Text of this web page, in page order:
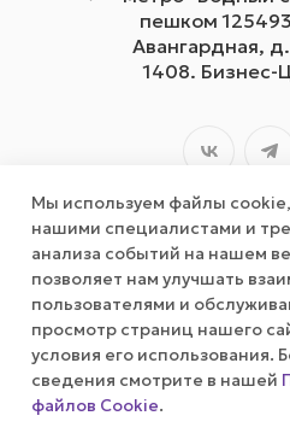
пешком
Авангардная,
1408. Бизнес-
2026 ©
Мы используем файлы
нашими специалистами и
анализа событий на нашем
позволяет нам улучшать
пользователями и
просмотр страниц нашего
условия его использования.
сведения смотрите в нашей
файлов Cookie.